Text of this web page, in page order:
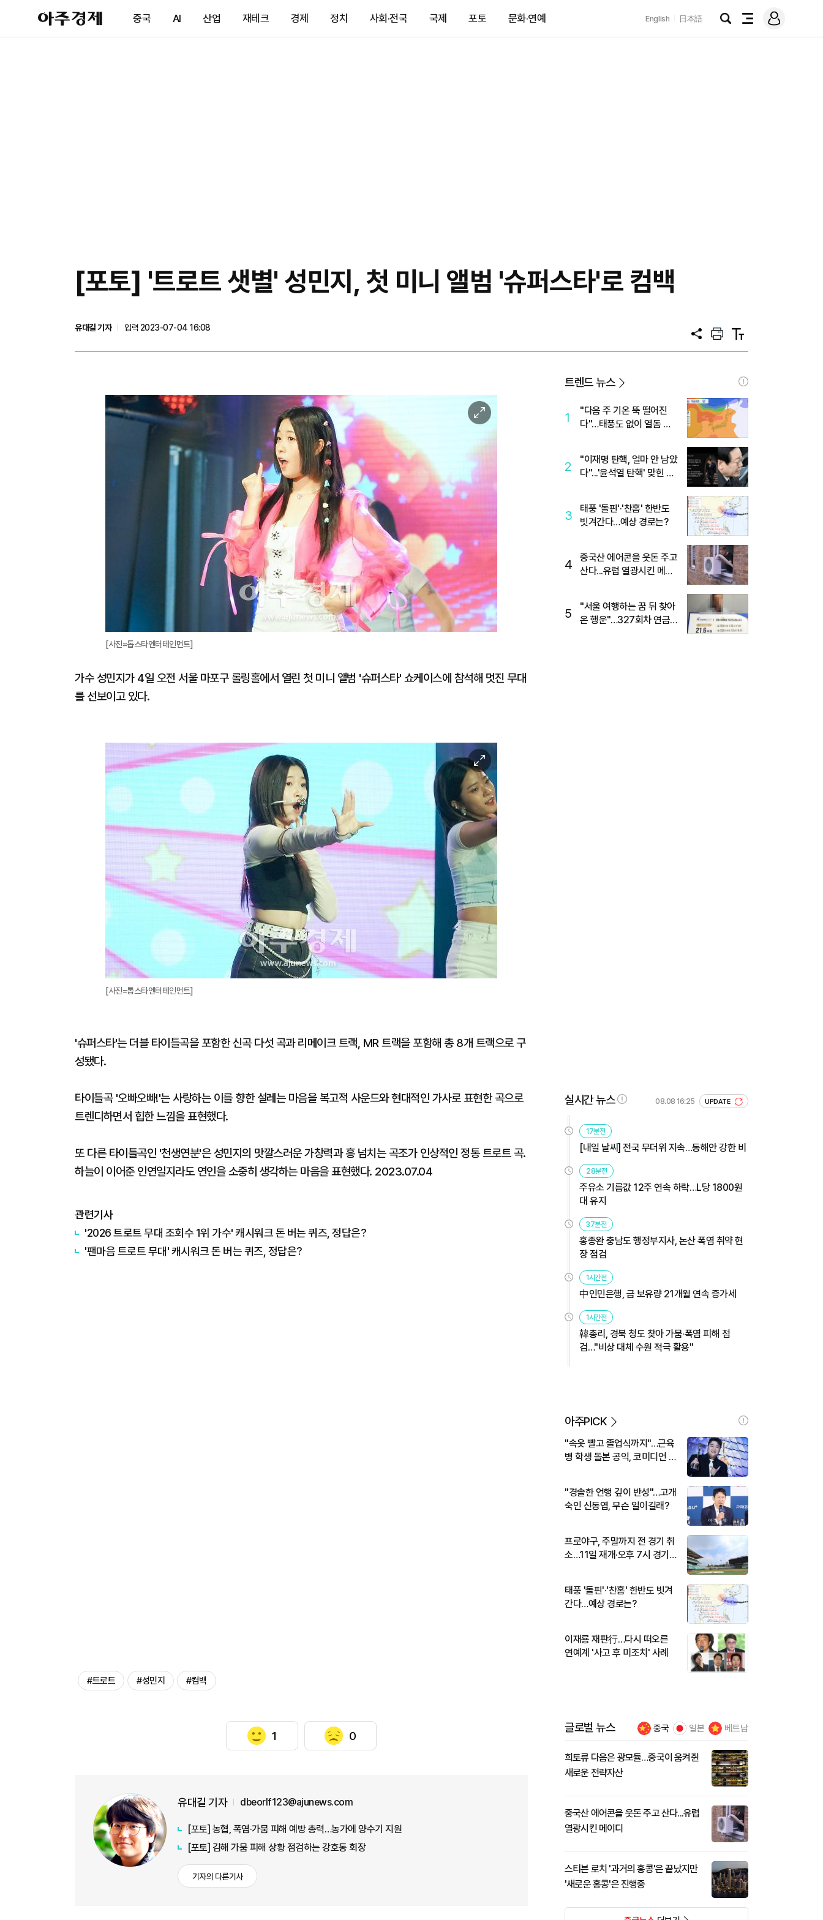
아
주
제
중국 AI 산업 재테크 경제 정치 사회·전국 국제 포토 문화·연예 English 日本語
검
전
메
그
[포토] '트로트 샛별' 성민지, 첫 미니 앨범 '슈퍼스타'로 컴백
유대길 기자
입력 2023-07-04 16:08
공
프
트
텍
트
이
미
지
확
대
[사진=톱스타엔터테인먼트]
가수 성민지가 4일 오전 서울 마포구 롤링홀에서 열린 첫 미니 앨범 '슈퍼스타' 쇼케이스에 참석해 멋진 무대
를 선보이고 있다.
이
미
지
확
대
[사진=톱스타엔터테인먼트]
'슈퍼스타'는 더블 타이틀곡을 포함한 신곡 다섯 곡과 리메이크 트랙, MR 트랙을 포함해 총 8개 트랙으로 구
성됐다.
타이틀곡 '오빠오빠!'는 사랑하는 이를 향한 설레는 마음을 복고적 사운드와 현대적인 가사로 표현한 곡으로
트렌디하면서 힙한 느낌을 표현했다.
또 다른 타이틀곡인 '천생연분'은 성민지의 맛깔스러운 가창력과 흥 넘치는 곡조가 인상적인 정통 트로트 곡.
하늘이 이어준 인연일지라도 연인을 소중히 생각하는 마음을 표현했다. 2023.07.04
관련기사
'2026 트로트 무대 조회수 1위 가수' 캐시워크 돈 버는 퀴즈, 정답은?
'팬마음 트로트 무대' 캐시워크 돈 버는 퀴즈, 정답은?
#트로트 #성민지 #컴백
1 0
유대길 기자 dbeorlf123@ajunews.com
[포토] 농협, 폭염·가뭄 피해 예방 총력…농가에 양수기 지원
[포토] 김해 가뭄 피해 상황 점검하는 강호동 회장
기자의 다른기사
트렌드 뉴스
1
"다음 주 기온 뚝 떨어진
다"…태풍도 없이 열돔 박
2
"이재명 탄핵, 얼마 안 남았
다"...'윤석열 탄핵' 맞힌 무
3
태풍 '돌핀'·'찬홈' 한반도
빗겨간다…예상 경로는?
4
중국산 에어콘을 웃돈 주고
산다...유럽 열광시킨 메이
5
"서울 여행하는 꿈 뒤 찾아
온 행운"…327회차 연금
실시간 뉴스 08.08 16:25 UPDATE
17분전
[내일 날씨] 전국 무더위 지속…동해안 강한 비
28분전
주유소 기름값 12주 연속 하락…L당 1800원
대 유지
37분전
홍종완 충남도 행정부지사, 논산 폭염 취약 현
장 점검
1시간전
中인민은행, 금 보유량 21개월 연속 증가세
1시간전
韓총리, 경북 청도 찾아 가뭄·폭염 피해 점
검…"비상 대체 수원 적극 활용"
아주PICK
"속옷 빨고 졸업식까지"…근육
병 학생 돌본 공익, 코미디언 김
"경솔한 언행 깊이 반성"…고개
숙인 신동엽, 무슨 일이길래?
프로야구, 주말까지 전 경기 취
소…11일 재개·오후 7시 경기
태풍 '돌핀'·'찬홈' 한반도 빗겨
간다…예상 경로는?
이재룡 재판行…다시 떠오른
연예계 '사고 후 미조치' 사례
글로벌 뉴스 중국 일본 베트남
희토류 다음은 광모듈…중국이 움켜쥔
새로운 전략자산
중국산 에어콘을 웃돈 주고 산다...유럽
열광시킨 메이디
스티븐 로치 '과거의 홍콩'은 끝났지만
'새로운 홍콩'은 진행중